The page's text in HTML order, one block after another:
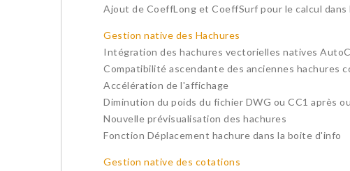
Ajout de CoeffLong et CoeffSurf pour le calcul dans
Gestion native des Hachures
Intégration des hachures vectorielles natives
Compatibilité ascendante des anciennes hachures
Accélération de l'affichage
Diminution du poids du fichier DWG ou CC1 après
Nouvelle prévisualisation des hachures
Fonction Déplacement hachure dans la boite d'info
Gestion native des cotations